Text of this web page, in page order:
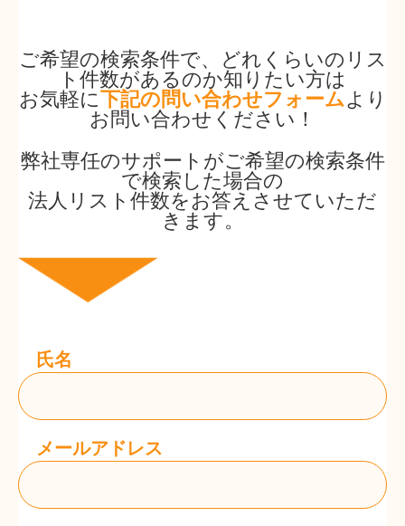
ご希望の検索条件で、どれくらいのリス
ト件数があるのか知りたい方は
お気軽に下記の問い合わせフォームより
お問い合わせください！
弊社専任のサポートがご希望の検索条件
で検索した場合の
法人リスト件数をお答えさせていただ
きます。
氏名
メールアドレス